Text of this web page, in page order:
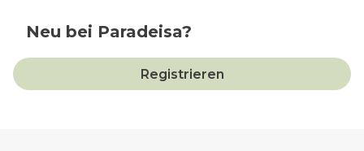
Neu bei Paradeisa?
Registrieren